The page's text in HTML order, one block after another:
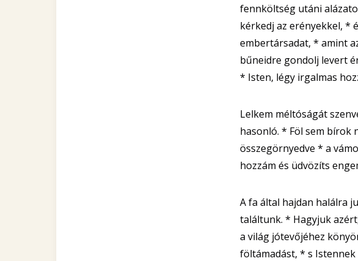
fennköltség utáni
kérkedj az erényekkel, *
embertársadat, * amint
bűneidre gondolj levert
* Isten, légy irgalmas
Lelkem méltóságát
hasonló. * Föl sem bírok
összegörnyedve * a
hozzám és üdvözíts
A fa által hajdan halálra
találtunk. * Hagyjuk
a világ jótevőjéhez
föltámadást, * s